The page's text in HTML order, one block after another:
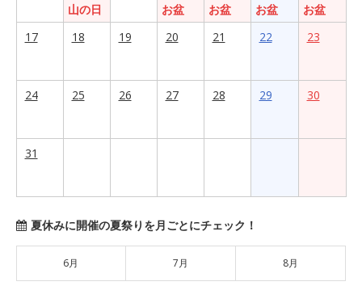
山の日
お盆
お盆
お盆
お盆
17
18 19 20 21 22 23
24 25 26 27 28 29 30
31
夏休みに開催の夏祭りを月ごとにチェック！
6月 7月 8月